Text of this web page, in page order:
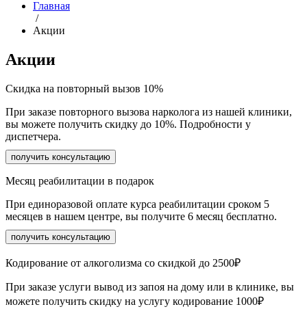
Главная
/
Акции
Акции
Скидка на повторный вызов 10%
При заказе повторного вызова нарколога из нашей клиники,
вы можете получить скидку до 10%. Подробности у
диспетчера.
получить консультацию
Месяц реабилитации в подарок
При единоразовой оплате курса реабилитации сроком 5
месяцев в нашем центре, вы получите 6 месяц бесплатно.
получить консультацию
Кодирование от алкоголизма со скидкой до 2500₽
При заказе услуги вывод из запоя на дому или в клинике, вы
можете получить скидку на услугу кодирование 1000₽